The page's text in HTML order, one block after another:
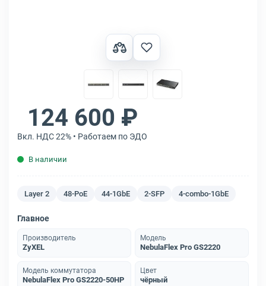
124 600 ₽
Вкл. НДС 22% • Работаем по ЭДО
В наличии
Layer 2 48-PoE 44-1GbE 2-SFP 4-combo-1GbE
Главное
Производитель
ZyXEL
Модель
NebulaFlex Pro GS2220
Модель коммутатора
NebulaFlex Pro GS2220-50HP
Цвет
чёрный